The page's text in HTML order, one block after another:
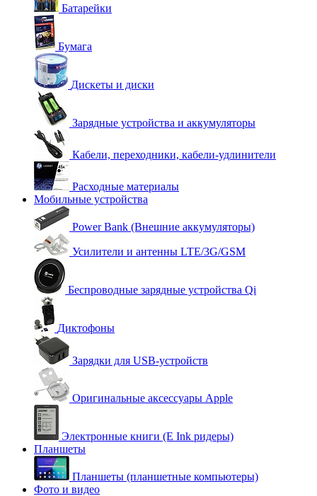
Батарейки
Бумага
Дискеты и диски
Зарядные устройства и аккумуляторы
Кабели, переходники, кабели-удлинители
Расходные материалы
Мобильные устройства
Power Bank (Внешние аккумуляторы)
Усилители и антенны LTE/3G/GSM
Беспроводные зарядные устройства Qi
Диктофоны
Зарядки для USB-устройств
Оригинальные аксессуары Apple
Электронные книги (E Ink ридеры)
Планшеты
Планшеты (планшетные компьютеры)
Фото и видео